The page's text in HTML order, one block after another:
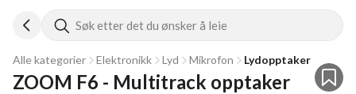
Søk etter det du ønsker å leie
Alle kategorier Elektronikk Lyd Mikrofon Lydopptaker
ZOOM F6 - Multitrack opptaker